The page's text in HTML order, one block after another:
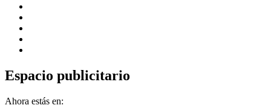
Espacio publicitario
Ahora estás en: